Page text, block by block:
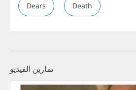
Dears Death
تمارين الفيديو